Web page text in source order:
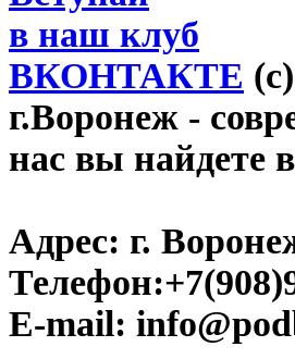
в наш клуб
ВКОНТАКТЕ
г.Воронеж -
нас вы найдете
Адрес: г.
Телефон:
E-mail: